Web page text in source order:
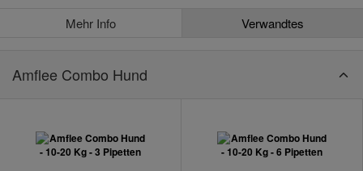
Mehr Info Verwandtes
Amflee Combo Hund